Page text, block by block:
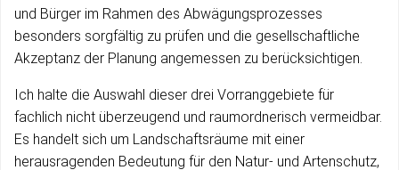
und Bürger im Rahmen des Abwägungsprozesses
besonders sorgfältig zu prüfen und die gesellschaftliche
Akzeptanz der Planung angemessen zu berücksichtigen.
Ich halte die Auswahl dieser drei Vorranggebiete für
fachlich nicht überzeugend und raumordnerisch vermeidbar.
Es handelt sich um Landschaftsräume mit einer
herausragenden Bedeutung für den Natur- und Artenschutz,